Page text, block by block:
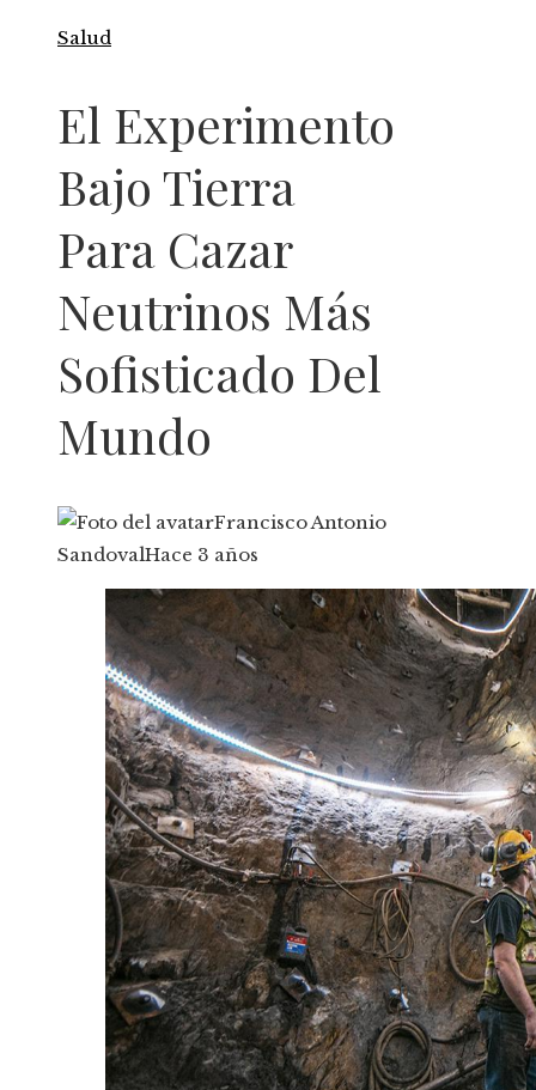
Salud
El Experimento
Bajo Tierra
Para Cazar
Neutrinos Más
Sofisticado Del
Mundo
Francisco Antonio
SandovalHace 3 años